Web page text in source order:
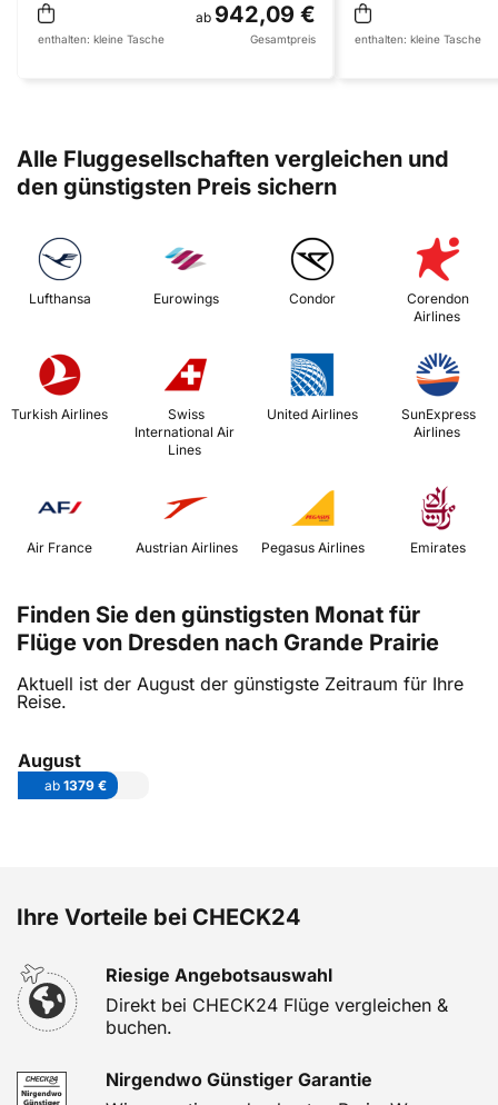
ab 942,09 €
enthalten: kleine Tasche Gesamtpreis enthalten: kleine Tasche
Alle Fluggesellschaften vergleichen und
den günstigsten Preis sichern
Lufthansa Eurowings Condor
Corendon
Airlines
Turkish Airlines
International Air
Lines
United Airlines
Airlines
Air France Austrian Airlines Emirates
Finden Sie den günstigsten Monat für
Flüge von Dresden nach Grande Prairie
Aktuell ist der August der günstigste Zeitraum für Ihre
Reise.
August
ab 1379 €
Ihre Vorteile bei CHECK24
Riesige Angebotsauswahl
Direkt bei CHECK24 Flüge vergleichen &
buchen.
Nirgendwo Günstiger Garantie